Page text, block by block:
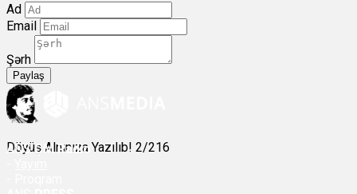
Ad
Email
Şərh
Paylaş
Döyüş Alnınıza Yazılıb! 2/216
ANSÇM Radio